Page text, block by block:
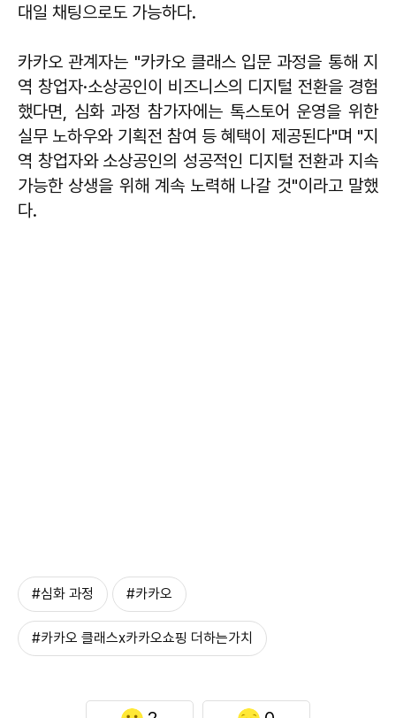
대일 채팅으로도 가능하다.
카카오 관계자는 "카카오 클래스 입문 과정을 통해 지
역 창업자·소상공인이 비즈니스의 디지털 전환을 경험
했다면, 심화 과정 참가자에는 톡스토어 운영을 위한
실무 노하우와 기획전 참여 등 혜택이 제공된다"며 "지
역 창업자와 소상공인의 성공적인 디지털 전환과 지속
가능한 상생을 위해 계속 노력해 나갈 것"이라고 말했
다.
#심화 과정 #카카오
#카카오 클래스x카카오쇼핑 더하는가치